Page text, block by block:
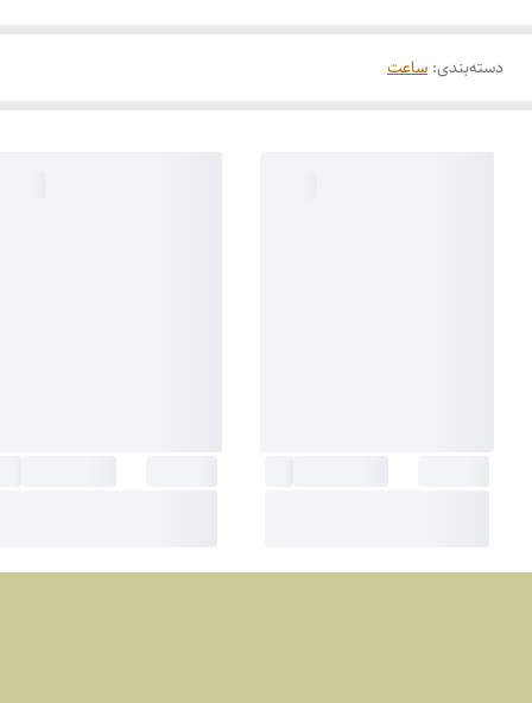
دسته‌بندی: ساعت